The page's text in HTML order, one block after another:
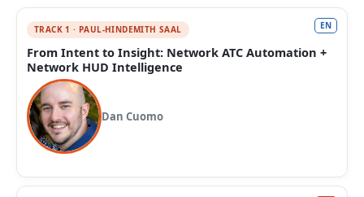
TRACK 1 · PAUL-HINDEMITH SAAL EN
From Intent to Insight: Network ATC Automation +
Network HUD Intelligence
Dan Cuomo